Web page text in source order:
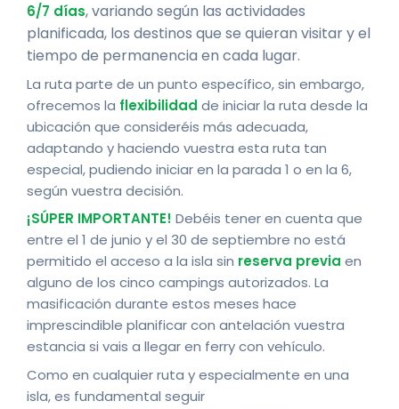
6/7 días, variando según las actividades
planificada, los destinos que se quieran visitar y el
tiempo de permanencia en cada lugar.
La ruta parte de un punto específico, sin embargo,
ofrecemos la flexibilidad de iniciar la ruta desde la
ubicación que consideréis más adecuada,
adaptando y haciendo vuestra esta ruta tan
especial, pudiendo iniciar en la parada 1 o en la 6,
según vuestra decisión.
¡SÚPER IMPORTANTE! Debéis tener en cuenta que
entre el 1 de junio y el 30 de septiembre no está
permitido el acceso a la isla sin reserva previa en
alguno de los cinco campings autorizados. La
masificación durante estos meses hace
imprescindible planificar con antelación vuestra
estancia si vais a llegar en ferry con vehículo.
Como en cualquier ruta y especialmente en una
isla, es fundamental seguir